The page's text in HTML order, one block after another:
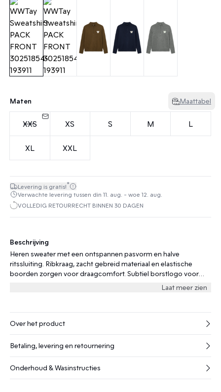
Maten Maattabel
XXS XS S M L
XL XXL
Levering is gratis!*
Verwachte levering tussen din 11. aug. - woe 12. aug.
VOLLEDIG RETOURRECHT BINNEN 30 DAGEN
Beschrijving
Heren sweater met een ontspannen pasvorm en halve
ritssluiting. Ribkraag, zacht gebreid materiaal en elastische
boorden zorgen voor draagcomfort. Subtiel borstlogo voor
Laat meer zien
Over het product
Betaling, levering en retournering
Onderhoud & Wasinstructies